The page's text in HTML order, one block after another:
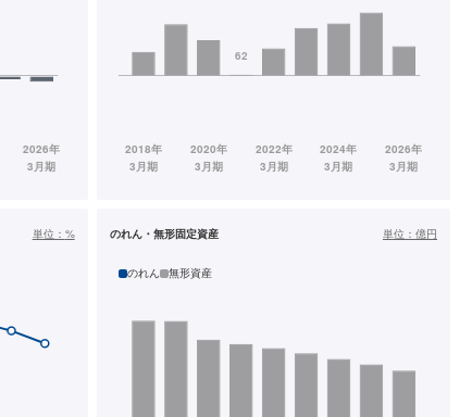
単位： % のれん・無形固定資産 単位： 億円
のれん 無形資産